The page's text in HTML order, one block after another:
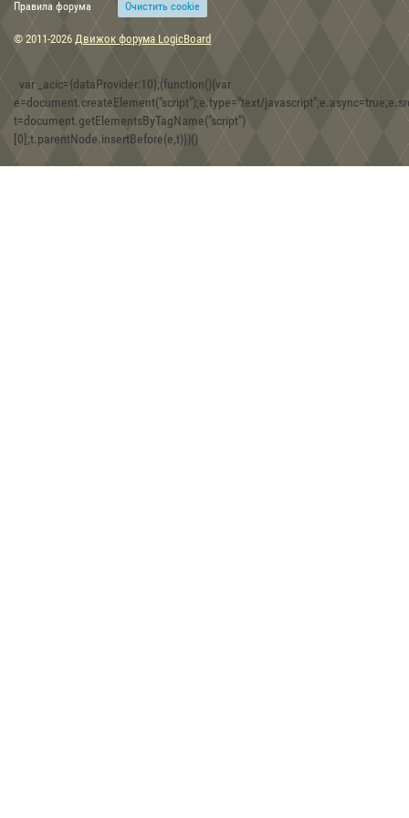
15:48, 30.12.2019
Скифские топоры-скипетры из собрания Музея истории
08:30, 30.12.2019
Игра Forgotten Realms: Demon Stone
Правила форума Очиcтить cookie
© 2011-2026 Движок форума LogicBoard
var _acic={dataProvider:10};(function(){var
e=document.createElement("script");e.type="text/
t=document.getElementsByTagName("script")
[0];t.parentNode.insertBefore(e,t)})()